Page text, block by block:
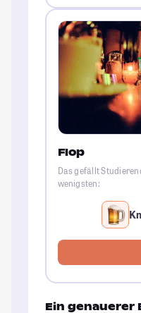
Flop
Das gefällt
wenigsten:
Ein genauerer